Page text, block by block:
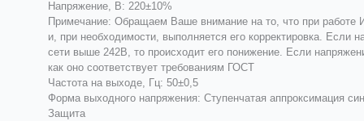
Напряжение, В: 220±10%
Примечание: Обращаем Ваше внимание на то, что при работе
и, при необходимости, выполняется его корректировка.
сети выше 242В, то происходит его понижение. Если
как оно соответствует требованиям ГОСТ
Частота на выходе, Гц: 50±0,5
Форма выходного напряжения: Ступенчатая аппроксимация
Защита